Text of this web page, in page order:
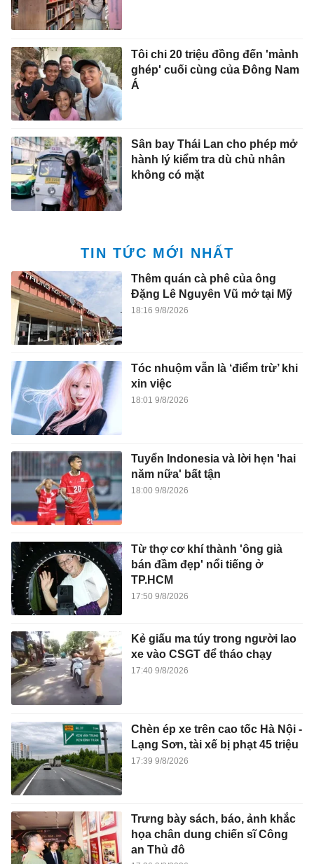
Tôi chi 20 triệu đồng đến 'mảnh
ghép' cuối cùng của Đông Nam
Á
Sân bay Thái Lan cho phép mở
hành lý kiểm tra dù chủ nhân
không có mặt
TIN TỨC MỚI NHẤT
Thêm quán cà phê của ông
Đặng Lê Nguyên Vũ mở tại Mỹ
18:16 9/8/2026
Tóc nhuộm vẫn là ‘điểm trừ’ khi
xin việc
18:01 9/8/2026
Tuyển Indonesia và lời hẹn 'hai
năm nữa' bất tận
18:00 9/8/2026
Từ thợ cơ khí thành 'ông già
bán đầm đẹp' nổi tiếng ở
TP.HCM
17:50 9/8/2026
Kẻ giấu ma túy trong người lao
xe vào CSGT để tháo chạy
17:40 9/8/2026
Chèn ép xe trên cao tốc Hà Nội -
Lạng Sơn, tài xế bị phạt 45 triệu
17:39 9/8/2026
Trưng bày sách, báo, ảnh khắc
họa chân dung chiến sĩ Công
an Thủ đô